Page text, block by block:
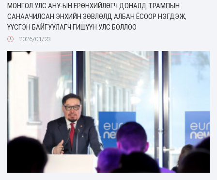
МОНГОЛ УЛС АНУ-ЫН ЕРӨНХИЙЛӨГЧ ДОНАЛД ТРАМПЫН
САНААЧИЛСАН ЭНХИЙН ЗӨВЛӨЛД АЛБАН ЁСООР НЭГДЭЖ,
ҮҮСГЭН БАЙГУУЛАГЧ ГИШҮҮН УЛС БОЛЛОО
2026/01/23